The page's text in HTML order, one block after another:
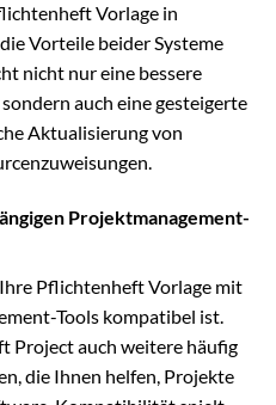
Vorlage in
Vorteile beider Systeme
nicht nur eine bessere
auch eine gesteigerte
Aktualisierung von
Projektmanagement-
Pflichtenheft Vorlage mit
Tools kompatibel ist.
Project auch weitere häufig
die Ihnen helfen, Projekte